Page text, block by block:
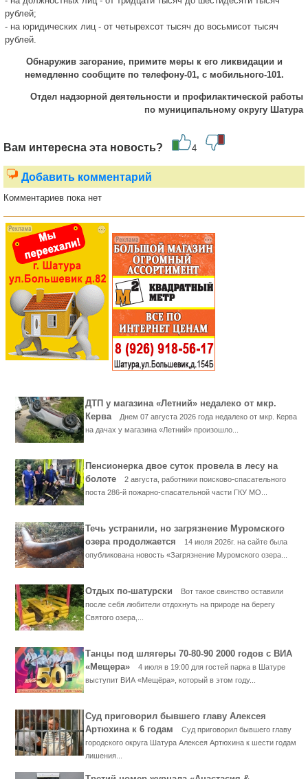
рублей;
- на юридических лиц - от четырехсот тысяч до восьмисот тысяч
рублей.
Обнаружив загорание, примите меры к его ликвидации и
немедленно сообщите по телефону-01, с мобильного-101.
Отдел надзорной деятельности и профилактической работы
по муниципальному округу Шатура
Вам интересна эта новость? 4
Добавить комментарий
Комментариев пока нет
ДТП у магазина «Летний» недалеко от мкр.
Керва
Днем 07 августа 2026 года недалеко от мкр. Керва
на дачах у магазина «Летний» произошло...
Пенсионерка двое суток провела в лесу на
болоте
2 августа, работники поисково-спасательного
поста 286-й пожарно-спасательной части ГКУ МО...
Течь устранили, но загрязнение Муромского
озера продолжается
14 июля 2026г. на сайте была
опубликована новость «Загрязнение Муромского озера...
Отдых по-шатурски
Вот такое свинство оставили
после себя любители отдохнуть на природе на берегу
Святого озера,...
Танцы под шлягеры 70-80-90 2000 годов с ВИА
«Мещера»
4 июля в 19:00 для гостей парка в Шатуре
выступит ВИА «Мещёра», который в этом году...
Суд приговорил бывшего главу Алексея
Артюхина к 6 годам
Суд приговорил бывшего главу
городского округа Шатура Алексея Артюхина к шести годам
лишения...